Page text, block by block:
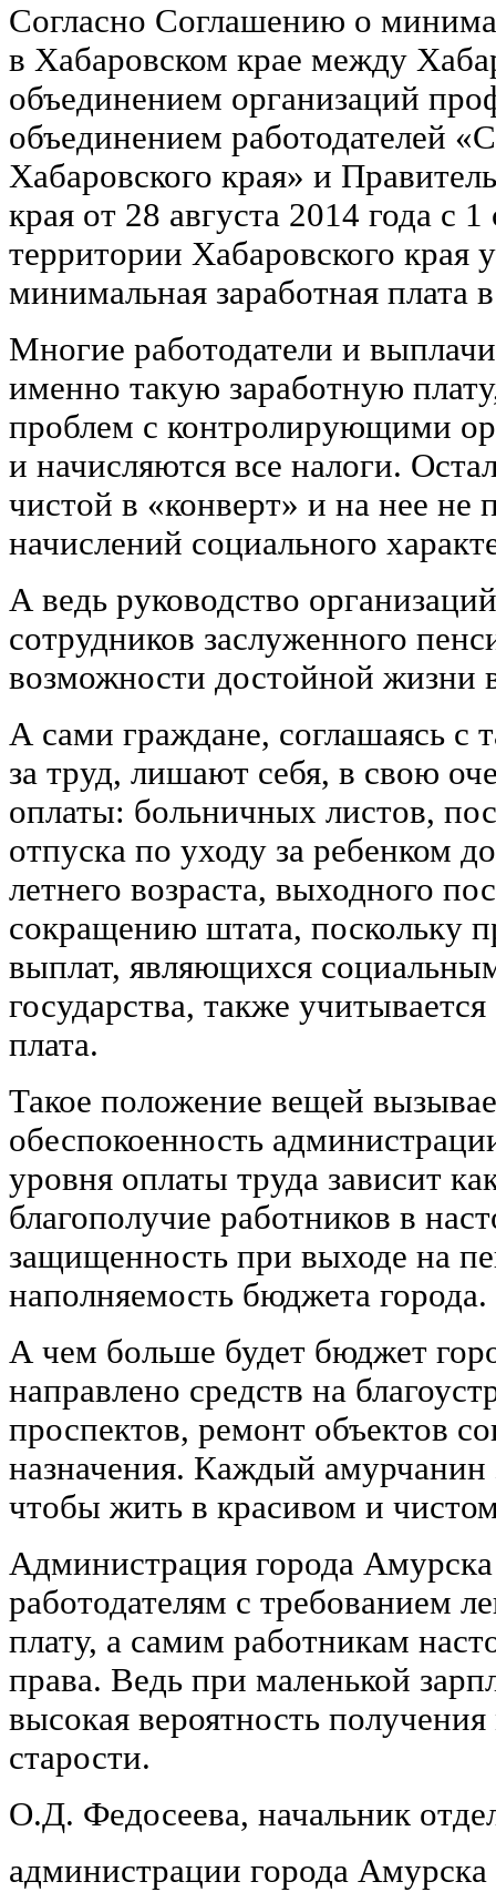
Согласно Соглашению о
в Хабаровском крае между
объединением организаций
объединением работодателей
Хабаровского края» и
края от 28 августа 2014 года с
территории Хабаровского края
минимальная заработная плата
Многие работодатели и
именно такую заработную
проблем с контролирующими
и начисляются все налоги.
чистой в «конверт» и на нее не
начислений социального
А ведь руководство
сотрудников заслуженного
возможности достойной жизни
А сами граждане, соглашаясь с
за труд, лишают себя, в свою
оплаты: больничных листов,
отпуска по уходу за ребенком
летнего возраста, выходного
сокращению штата, поскольку
выплат, являющихся
государства, также
плата.
Такое положение вещей
обеспокоенность
уровня оплаты труда зависит
благополучие работников в
защищенность при выходе на
наполняемость бюджета города.
А чем больше будет бюджет
направлено средств на
проспектов, ремонт объектов
назначения. Каждый амурчанин
чтобы жить в красивом и
Администрация города
работодателям с требованием
плату, а самим работникам
права. Ведь при маленькой
высокая вероятность
старости.
О.Д. Федосеева, начальник
администрации города Амурска